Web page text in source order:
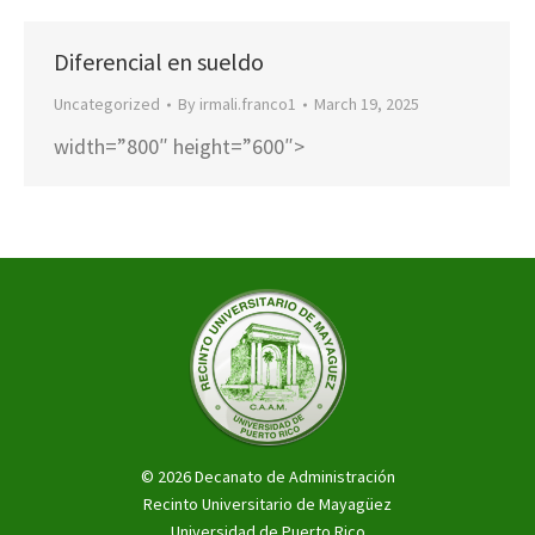
Diferencial en sueldo
Uncategorized By irmali.franco1 March 19, 2025
width=”800″ height=”600″>
© 2026 Decanato de Administración
Recinto Universitario de Mayagüez